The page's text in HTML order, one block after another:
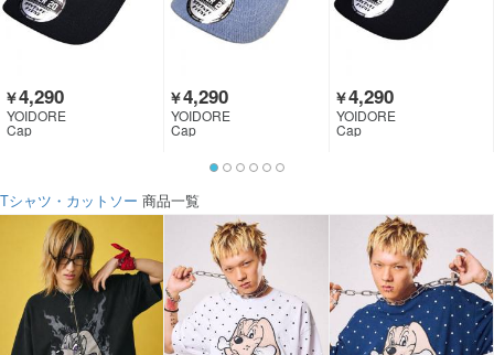
￥4,290
YOIDORE
Cap
￥4,290
YOIDORE
Cap
￥4,290
YOIDORE
Cap
Tシャツ・カットソー 商品一覧